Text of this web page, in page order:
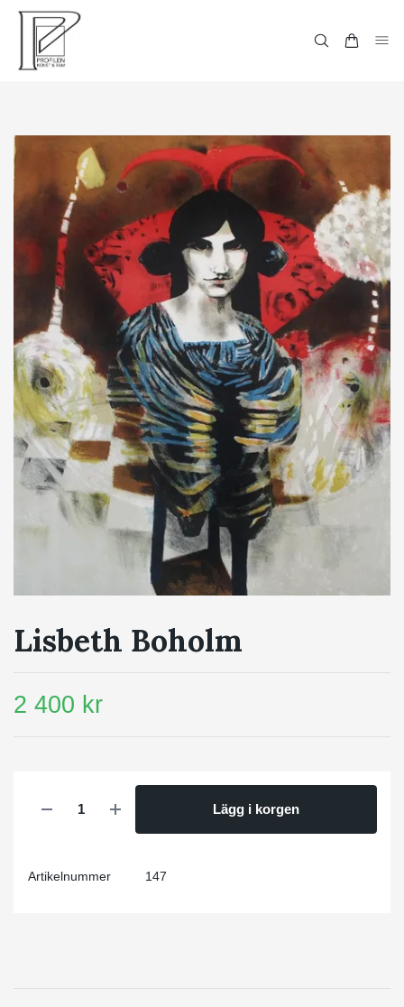
Lisbeth Boholm
2 400 kr
Lägg i korgen
Artikelnummer 147